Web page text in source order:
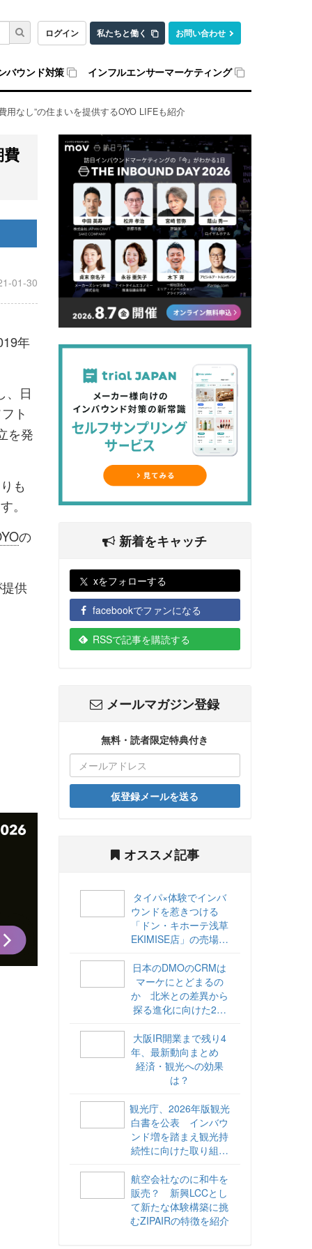
ログイン 私たちと働く お問い合わせ
バウンド対策 インフルエンサーマーケティング
なし”の住まいを提供するOYO LIFEも紹介
費
01-30
年
、日
ト
を発
も
。
の
供
新着をキャッチ
xをフォローする
facebookでファンになる
RSSで記事を購読する
メールマガジン登録
無料・読者限定特典付き
仮登録メールを送る
オススメ記事
タイパ×体験でインバ
ウンドを惹きつける
「ドン・キホーテ浅草
EKIMISE店」の売場づ
日本のDMOのCRMは
マーケにとどまるの
か 北米との差異から
探る進化に向けた2ス
海外DMOのリアル
vol.6】
大阪IR開業まで残り4
年、最新動向まとめ
経済・観光への効果
は？
観光庁、2026年版観光
白書を公表 インバウ
ンド増を踏まえ観光持
続性に向けた取り組み
航空会社なのに和牛を
販売？ 新興LCCとし
て新たな体験構築に挑
むZIPAIRの特徴を紹介